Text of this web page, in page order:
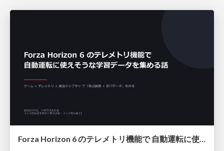
Forza Horizon 6 のテレメトリ機能で 自動運転に使えそうな学習データを集める話